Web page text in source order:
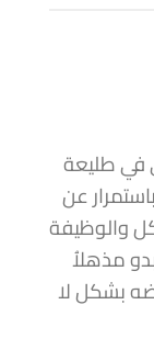
في طليعة
عن
والوظيفة
مذهلاُ
بشكل لا